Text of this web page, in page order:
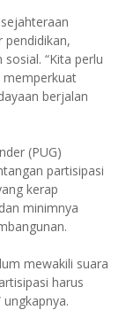
“Kita perlu
memperkuat
berjalan
(PUG)
partisipasi
kerap
minimnya
mewakili suara
harus